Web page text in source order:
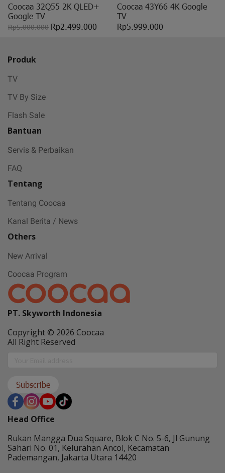
Coocaa 32Q55 2K QLED+
Google TV
Rp5.000.000 Rp2.499.000
Coocaa 43Y66 4K Google
TV
Rp5.999.000
Produk
TV
TV By Size
Flash Sale
Bantuan
Servis & Perbaikan
FAQ
Tentang
Tentang Coocaa
Kanal Berita / News
Others
New Arrival
Coocaa Program
PT. Skyworth Indonesia
Copyright © 2026 Coocaa
All Right Reserved
Subscribe
Head Office
Rukan Mangga Dua Square, Blok C No. 5-6, Jl Gunung
Sahari No. 01, Kelurahan Ancol, Kecamatan
Pademangan, Jakarta Utara 14420